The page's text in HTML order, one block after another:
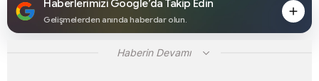
Haberlerimizi Google’da Takip Edin
Gelişmelerden anında haberdar olun.
Haberin Devamı